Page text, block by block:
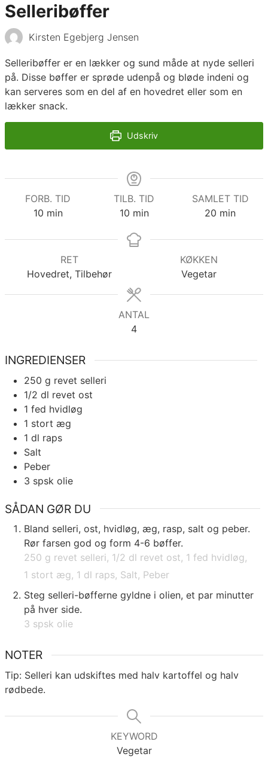
Selleribøffer
Kirsten Egebjerg Jensen
Selleribøffer er en lækker og sund måde at nyde selleri
på. Disse bøffer er sprøde udenpå og bløde indeni og
kan serveres som en del af en hovedret eller som en
lækker snack.
Udskriv
FORB. TID
10minutter
min
TILB. TID
10minutter
min
SAMLET TID
20 minutter
min
RET
Hovedret, Tilbehør
KØKKEN
Vegetar
ANTAL
4
INGREDIENSER
250 g revet selleri
1/2 dl revet ost
1 fed hvidløg
1 stort æg
1 dl raps
Salt
Peber
3 spsk olie
SÅDAN GØR DU
Bland selleri, ost, hvidløg, æg, rasp, salt og peber.
Rør farsen god og form 4-6 bøffer.
250 g revet selleri, 1/2 dl revet ost, 1 fed hvidløg,
1 stort æg, 1 dl raps, Salt, Peber
Steg selleri-bøfferne gyldne i olien, et par minutter
på hver side.
3 spsk olie
NOTER
Tip: Selleri kan udskiftes med halv kartoffel og halv
rødbede.
KEYWORD
Vegetar